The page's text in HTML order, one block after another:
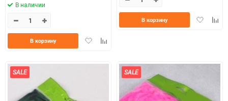
В наличии
ДобавитьДобавить
В корзину
Добавить
В корзину
SALE SALE